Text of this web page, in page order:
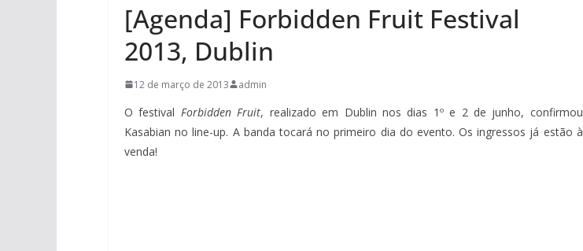
[Agenda] Forbidden Fruit Festival
2013, Dublin
12 de março de 2013 admin
O festival Forbidden Fruit, realizado em Dublin nos dias 1º e 2 de junho, confirmou
Kasabian no line-up. A banda tocará no primeiro dia do evento. Os ingressos já estão à
venda!